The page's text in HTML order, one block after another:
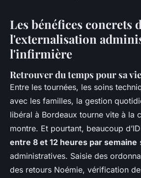
Les bénéfices concrets
l'externalisation
l'infirmière
Retrouver du temps pour sa
Entre les tournées, les soins
avec les familles, la gestion
libéral à Bordeaux tourne vite à la
montre. Et pourtant, beaucoup
entre 8 et 12 heures par semaine
administratives. Saisie des
des retours Noémie, vérification